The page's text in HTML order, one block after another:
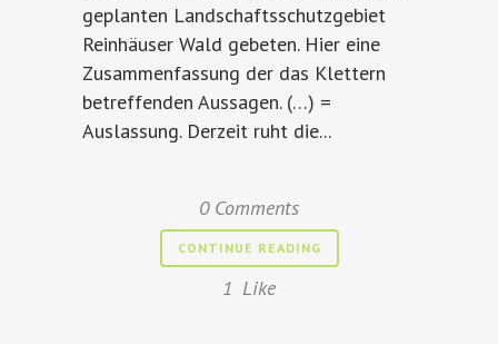
geplanten Landschaftsschutzgebiet
Reinhäuser Wald gebeten. Hier eine
Zusammenfassung der das Klettern
betreffenden Aussagen. (…) =
Auslassung. Derzeit ruht die...
0 Comments
CONTINUE READING
1 Like